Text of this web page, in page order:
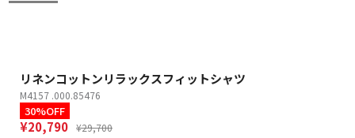
リネンコットンリラックスフィットシャツ
M4157 .000.85476
30%OFF
¥20,790 ¥29,700